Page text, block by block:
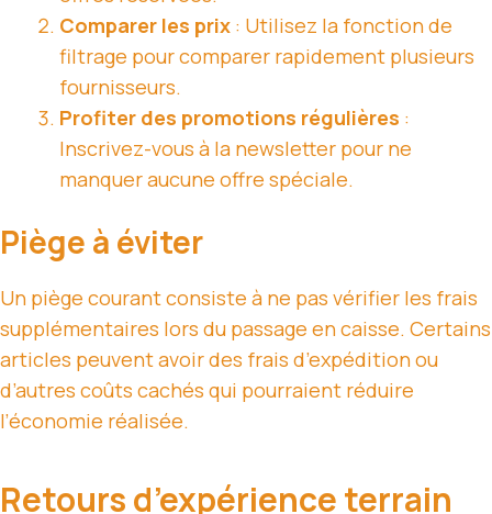
Comparer les prix : Utilisez la fonction de
filtrage pour comparer rapidement plusieurs
fournisseurs.
Profiter des promotions régulières :
Inscrivez-vous à la newsletter pour ne
manquer aucune offre spéciale.
Piège à éviter
Un piège courant consiste à ne pas vérifier les frais
supplémentaires lors du passage en caisse. Certains
articles peuvent avoir des frais d’expédition ou
d’autres coûts cachés qui pourraient réduire
l’économie réalisée.
Retours d’expérience terrain